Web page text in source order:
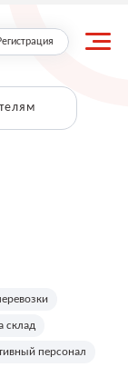
склад
персонал